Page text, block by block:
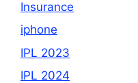
Insurance
iphone
IPL 2023
IPL 2024